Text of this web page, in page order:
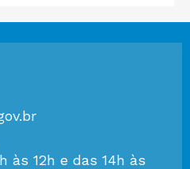
às 12h e das 14h às